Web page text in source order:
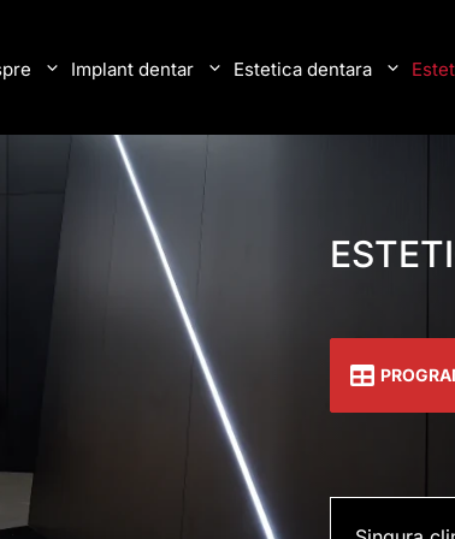
Implant dentar Estetica dentara